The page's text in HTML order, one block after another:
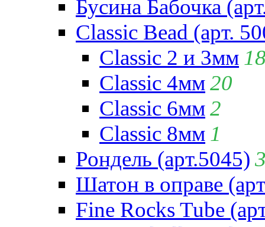
Бусина Бабочка
Classic Bead (арт.
Classic 2 и 3мм
Classic 4мм20
Classic 6мм2
Classic 8мм 1
Рондель (арт.5045)
Шатон в оправе
Fine Rocks Tube